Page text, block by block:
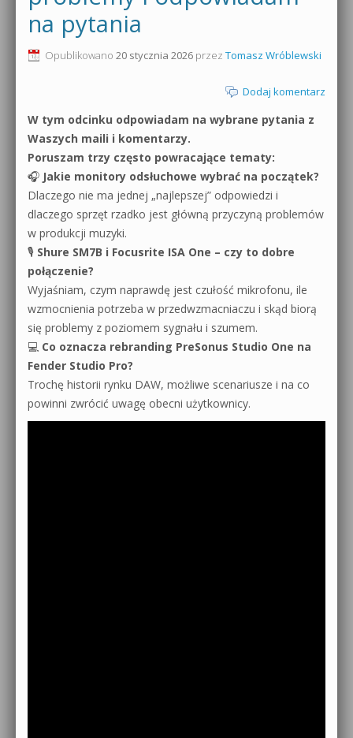
Produkcja muzyczna od podstaw
Dubstep z syntezatorem Massive
Kontakt 5 Kompendium
Pakiety
0dB.pl - informacje
Newsletter
Archiwum aktualności
Polityka prywatności
Regulamin
Działanie sklepu internetowego
Wyszukiwanie
na pytania
Opublikowano 20 stycznia 2026 przez Tomasz Wróblewski
Dodaj komentarz
W tym odcinku odpowiadam na wybrane pytania z
Waszych maili i komentarzy.
Poruszam trzy często powracające tematy:
🎧 Jakie monitory odsłuchowe wybrać na początek?
Dlaczego nie ma jednej „najlepszej” odpowiedzi i
dlaczego sprzęt rzadko jest główną przyczyną problemów
w produkcji muzyki.
🎙 Shure SM7B i Focusrite ISA One – czy to dobre
połączenie?
Wyjaśniam, czym naprawdę jest czułość mikrofonu, ile
wzmocnienia potrzeba w przedwzmacniaczu i skąd biorą
się problemy z poziomem sygnału i szumem.
💻 Co oznacza rebranding PreSonus Studio One na
Fender Studio Pro?
Trochę historii rynku DAW, możliwe scenariusze i na co
powinni zwrócić uwagę obecni użytkownicy.